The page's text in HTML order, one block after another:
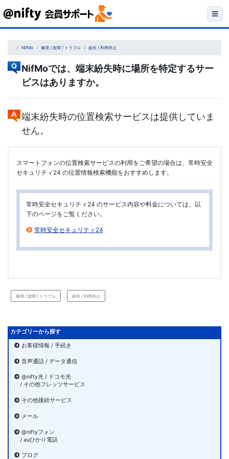
Skip
content NifMo 修理 / 故障 / トラブル 紛失 / 利用停止
NifMoでは、端末紛失時に場所を特定するサー
ビスはありますか。
端末紛失時の位置検索サービスは提供していま
せん。
スマートフォンの位置検索サービスの利用をご希望の場合は、常時安全
セキュリティ24 の位置情報検索機能をおすすめします。
常時安全セキュリティ24 のサービス内容や料金については、以
下のページをご覧ください。
常時安全セキュリティ24
修理 / 故障 / トラブル 紛失 / 利用停止
カテゴリーから探す
お客様情報 / 手続き
音声通話 / データ通信
@nifty光 / ドコモ光
/ その他フレッツサービス
その他接続サービス
メール
@niftyフォン
/ auひかり電話
ブログ